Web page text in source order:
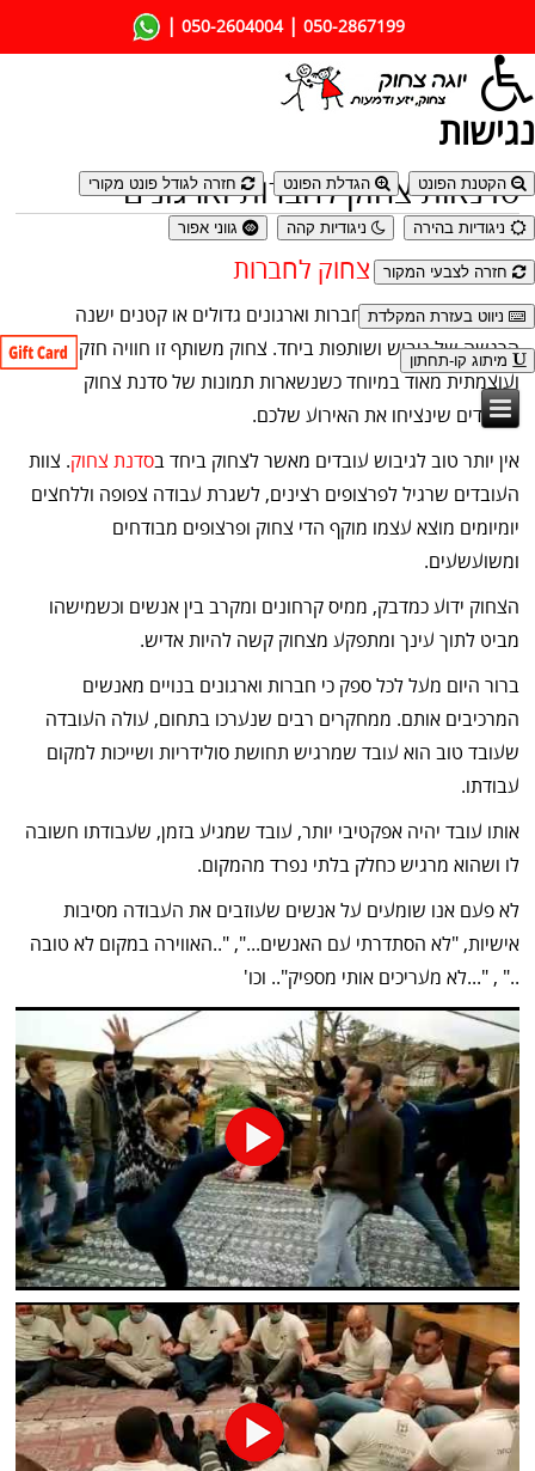
050-2867199
|
050-2604004
|
נגישות
הקטנת הפונט הגדלת הפונט חזרה לגודל פונט מקורי
ניגודיות בהירה ניגודיות קהה גווני אפור
חזרה לצבעי המקור
ניווט בעזרת המקלדת
מיתוג קו-תחתון
סדנאות צחוק לחברות וארגונים
חשיבות סדנת צחוק לחברות
במהלך סדנת צחוק לחברות וארגונים גדולים או קטנים ישנה
הרגשה של גיבוש ושותפות ביחד. צחוק משותף זו חוויה חזקה
ועוצמתית מאוד במיוחד כשנשארות תמונות של סדנת צחוק
לעובדים שינציחו את האירוע שלכם.
אין יותר טוב לגיבוש עובדים מאשר לצחוק ביחד בסדנת צחוק. צוות
העובדים שרגיל לפרצופים רצינים, לשגרת עבודה צפופה וללחצים
יומיומים מוצא עצמו מוקף הדי צחוק ופרצופים מבודחים
ומשועשעים.
הצחוק ידוע כמדבק, ממיס קרחונים ומקרב בין אנשים וכשמישהו
מביט לתוך עינך ומתפקע מצחוק קשה להיות אדיש.
ברור היום מעל לכל ספק כי חברות וארגונים בנויים מאנשים
המרכיבים אותם. ממחקרים רבים שנערכו בתחום, עולה העובדה
שעובד טוב הוא עובד שמרגיש תחושת סולידריות ושייכות למקום
עבודתו.
אותו עובד יהיה אפקטיבי יותר, עובד שמגיע בזמן, שעבודתו חשובה
לו ושהוא מרגיש כחלק בלתי נפרד מהמקום.
לא פעם אנו שומעים על אנשים שעוזבים את העבודה מסיבות
אישיות, "לא הסתדרתי עם האנשים...", "..האווירה במקום לא טובה
.." , "...לא מעריכים אותי מספיק".. וכו'